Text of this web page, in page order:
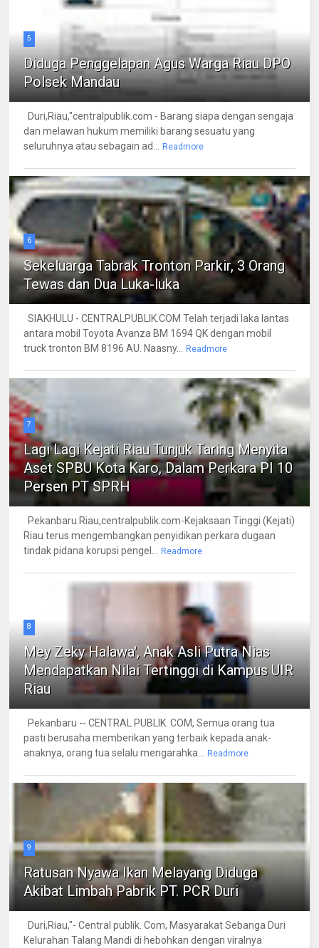
5
Diduga Penggelapan Agus Warga Riau DPO
Polsek Mandau
Duri,Riau,"centralpublik.com - Barang siapa dengan sengaja
dan melawan hukum memiliki barang sesuatu yang
seluruhnya atau sebagain ad...
Readmore
6
Sekeluarga Tabrak Tronton Parkir, 3 Orang
Tewas dan Dua Luka-luka
SIAKHULU - CENTRALPUBLIK.COM Telah terjadi laka lantas
antara mobil Toyota Avanza BM 1694 QK dengan mobil
truck tronton BM 8196 AU. Naasny...
Readmore
7
Lagi Lagi Kejati Riau Tunjuk Taring Menyita
Aset SPBU Kota Karo, Dalam Perkara PI 10
Persen PT SPRH
Pekanbaru.Riau,centralpublik.com-Kejaksaan Tinggi (Kejati)
Riau terus mengembangkan penyidikan perkara dugaan
tindak pidana korupsi pengel...
Readmore
8
Mey Zeky Halawa', Anak Asli Putra Nias
Mendapatkan Nilai Tertinggi di Kampus UIR
Riau
Pekanbaru -- CENTRAL PUBLIK. COM, Semua orang tua
pasti berusaha memberikan yang terbaik kepada anak-
anaknya, orang tua selalu mengarahka...
Readmore
9
Ratusan Nyawa Ikan Melayang Diduga
Akibat Limbah Pabrik PT. PCR Duri
Duri,Riau,"- Central publik. Com, Masyarakat Sebanga Duri
Kelurahan Talang Mandi di hebohkan dengan viralnya